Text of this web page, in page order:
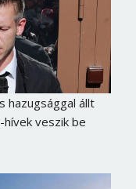
hazugsággal állt
veszik be